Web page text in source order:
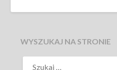
WYSZUKAJ NA STRONIE